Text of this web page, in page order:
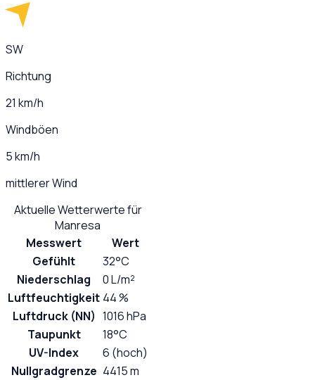
SW
Richtung
21 km/h
Windböen
5 km/h
mittlerer Wind
Aktuelle Wetterwerte für
Manresa
Messwert
Wert
Gefühlt
32°C
Niederschlag
0 L/m²
Luftfeuchtigkeit 44 %
Luftdruck (NN) 1016 hPa
Taupunkt
18°C
UV-Index
6 (hoch)
Nullgradgrenze 4415 m